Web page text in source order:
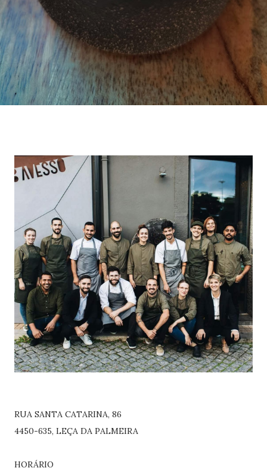
RUA SANTA CATARINA, 86
4450-635, LEÇA DA PALMEIRA
HORÁRIO